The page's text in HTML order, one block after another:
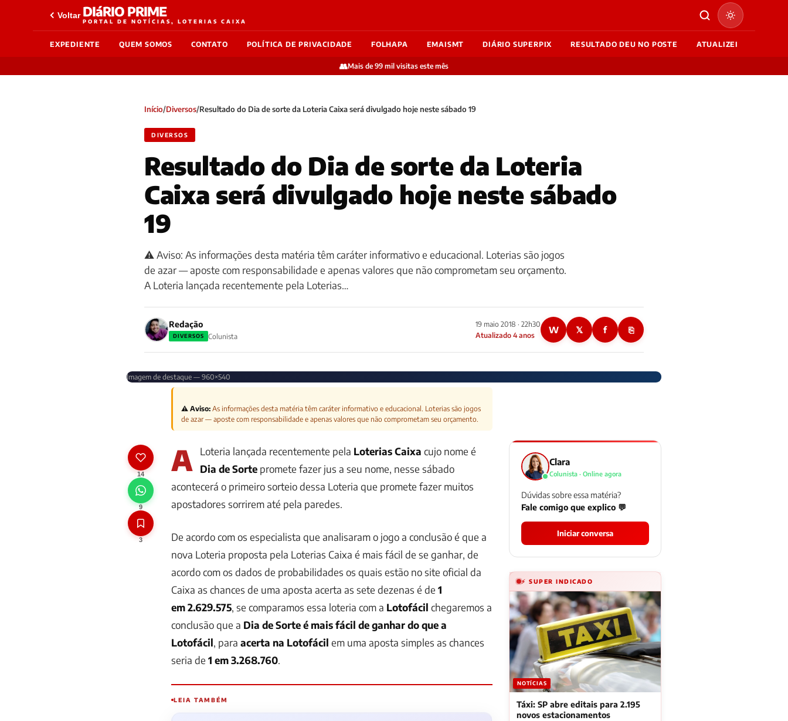
Voltar DIáRIO PRIME
PORTAL DE NOTÍCIAS, LOTERIAS CAIXA
EXPEDIENTE QUEM SOMOS CONTATO POLÍTICA DE PRIVACIDADE FOLHAPA EMAISMT DIÁRIO SUPERPIX RESULTADO DEU NO POSTE ATUALIZEI
👥Mais de 99 mil visitas este mês
Início/Diversos/Resultado do Dia de sorte da Loteria Caixa será divulgado hoje neste sábado 19
DIVERSOS
Resultado do Dia de sorte da Loteria
Caixa será divulgado hoje neste sábado
19
⚠️ Aviso: As informações desta matéria têm caráter informativo e educacional. Loterias são jogos
de azar — aposte com responsabilidade e apenas valores que não comprometam seu orçamento.
A Loteria lançada recentemente pela Loterias…
Redação
DIVERSOS Colunista
19 maio 2018 · 22h30
Atualizado 4 anos
W 𝕏 f ⎘
Imagem de destaque — 960×540
14
9
3
⚠️ Aviso: As informações desta matéria têm caráter informativo e educacional. Loterias são jogos
de azar — aposte com responsabilidade e apenas valores que não comprometam seu orçamento.
A Loteria lançada recentemente pela Loterias Caixa cujo nome é
Dia de Sorte promete fazer jus a seu nome, nesse sábado
acontecerá o primeiro sorteio dessa Loteria que promete fazer muitos
apostadores sorrirem até pela paredes.
De acordo com os especialista que analisaram o jogo a conclusão é que a
nova Loteria proposta pela Loterias Caixa é mais fácil de se ganhar, de
acordo com os dados de probabilidades os quais estão nosite oficial da
Caixa as chances de uma aposta acerta as sete dezenas é de 1
em2.629.575, se comparamos essa loteria com a Lotofácil chegaremos a
conclusão que a Dia de Sorte é mais fácil de ganhar do que a
Lotofácil, para acerta na Lotofácil em uma aposta simples as chances
seria de 1 em 3.268.760.
LEIA TAMBÉM
Clara
Colunista · Online agora
Dúvidas sobre essa matéria?
Fale comigo que explico 💬
Iniciar conversa
⚡ SUPER INDICADO
NOTÍCIAS
Táxi: SP abre editais para 2.195
novos estacionamentos